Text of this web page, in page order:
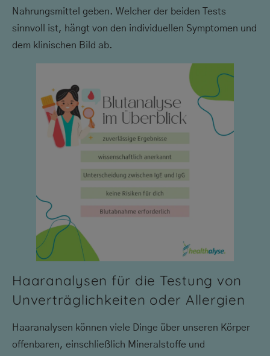
Nahrungsmittel geben. Welcher der beiden Tests
sinnvoll ist, hängt von den individuellen Symptomen und
dem klinischen Bild ab.
Haaranalysen für die Testung von
Unverträglichkeiten oder Allergien
Haaranalysen können viele Dinge über unseren Körper
offenbaren, einschließlich Mineralstoffe und